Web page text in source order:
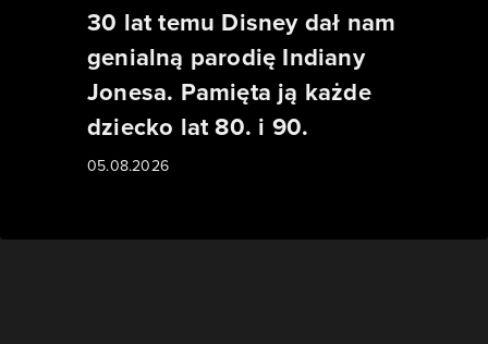
30 lat temu Disney dał nam
genialną parodię Indiany
Jonesa. Pamięta ją każde
dziecko lat 80. i 90.
05.08.2026